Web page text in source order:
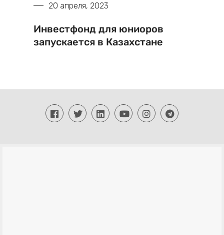
20 апреля, 2023
Инвестфонд для юниоров
запускается в Казахстане